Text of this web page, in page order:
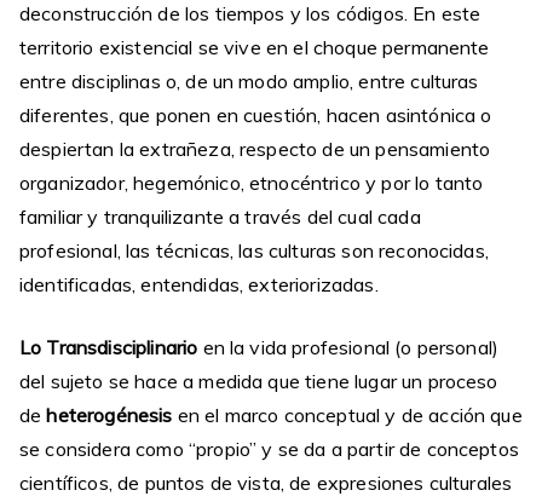
deconstrucción de los tiempos y los códigos. En este
territorio existencial se vive en el choque permanente
entre disciplinas o, de un modo amplio, entre culturas
diferentes, que ponen en cuestión, hacen asintónica o
despiertan la extrañeza, respecto de un pensamiento
organizador, hegemónico, etnocéntrico y por lo tanto
familiar y tranquilizante a través del cual cada
profesional, las técnicas, las culturas son reconocidas,
identificadas, entendidas, exteriorizadas.
Lo Transdisciplinario en la vida profesional (o personal)
del sujeto se hace a medida que tiene lugar un proceso
deheterogénesis en el marco conceptual y de acción que
se considera como “propio” y se da a partir de conceptos
científicos, de puntos de vista, de expresiones culturales